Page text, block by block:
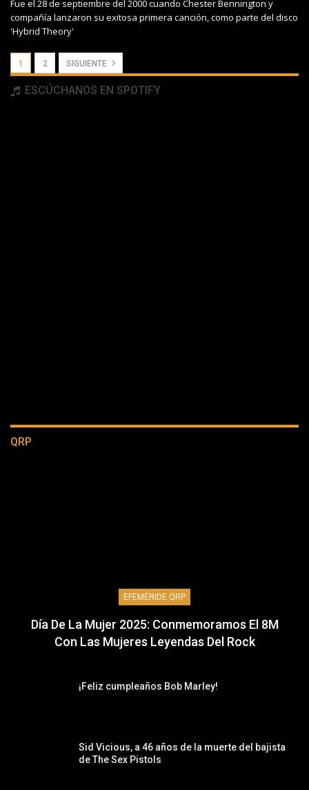
Fue el 28 de septiembre del 2000 cuando Chester Bennington y
compañía lanzaron su exitosa primera canción, como parte del disco
'Hybrid Theory'
1 2 SIGUIENTE
ESCÚCHANOS EN SPOTIFY
QRP
EFEMÉRIDE QRP
Día De La Mujer 2025: Conmemoramos El 8M
Con Las Mujeres Leyendas Del Rock
¡Feliz cumpleaños Bob Marley!
Sid Vicious, a 46 años de la muerte del bajista
de The Sex Pistols